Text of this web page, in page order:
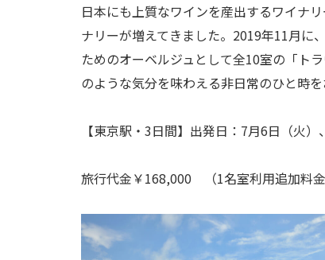
日本にも上質なワインを産出するワイナ
ナリーが増えてきました。2019年11月に
ためのオーベルジュとして全10室の「ト
のような気分を味わえる非日常のひと時を
【東京駅・3日間】出発日：7月6日（火
旅行代金￥168,000 （1名室利用追加料金